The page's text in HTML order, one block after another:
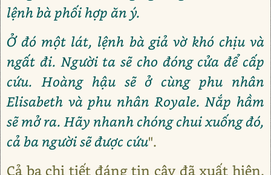
lệnh bà phối hợp ăn ý.
Ở đó một lát, lệnh bà giả vờ khó chịu và
ngất đi. Người ta sẽ cho đóng cửa để cấp
cứu. Hoàng hậu sẽ ở cùng phu nhân
Elisabeth và phu nhân Royale. Nắp hầm
sẽ mở ra. Hãy nhanh chóng chui xuống đó,
cả ba người sẽ được cứu".
Cả ba chi tiết đáng tin cậy đã xuất hiện.